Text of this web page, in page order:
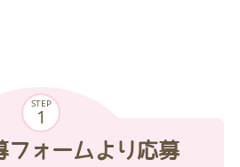
STEP
フォームより応募